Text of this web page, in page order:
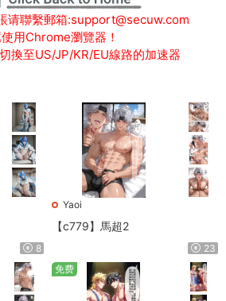
请聯繫郵箱:support@secuw.com
用Chrome瀏覽器！
換至US/JP/KR/EU線路的加速器
8
Yaoi
【c779】馬超2
23
免费